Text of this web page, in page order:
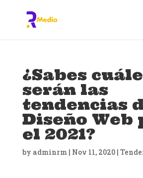
¿Sabes
serán las
tendencias
Diseño Web
el 2021?
by adminrm| Nov 11, 2020|